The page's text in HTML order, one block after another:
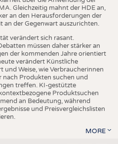
Gleichzeitig mahnt der HDE an,
an den Herausforderungen der
an der Gegenwart auszurichten.
verändert sich rasant.
müssen daher stärker an
der kommenden Jahre orientiert
verändert Künstliche
und Weise, wie Verbraucherinnen
nach Produkten suchen und
treffen. KI-gestützte
Produktsuchen
an Bedeutung, während
und Preisvergleichslisten
MORE